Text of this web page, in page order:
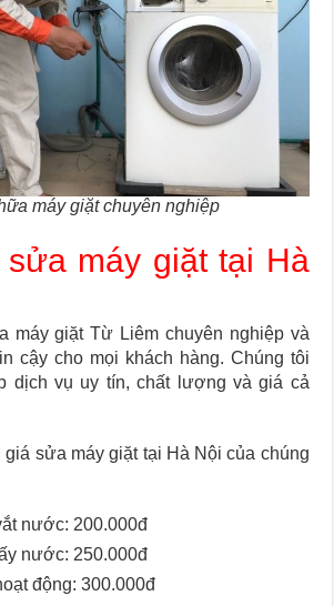
máy giặt chuyên nghiệp
sửa máy giặt tại Hà
máy giặt Từ Liêm chuyên nghiệp và
cậy cho mọi khách hàng. Chúng tôi
dịch vụ uy tín, chất lượng và giá cả
sửa máy giặt tại Hà Nội của chúng
nước: 200.000đ
nước: 250.000đ
động: 300.000đ